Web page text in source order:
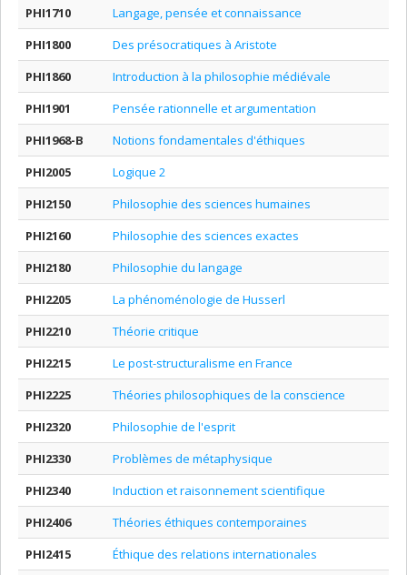
PHI1710
Langage, pensée et connaissance
PHI1800
Des présocratiques à Aristote
PHI1860
Introduction à la philosophie médiévale
PHI1901
Pensée rationnelle et argumentation
PHI1968-B
Notions fondamentales d'éthiques
PHI2005
Logique 2
PHI2150
Philosophie des sciences humaines
PHI2160
Philosophie des sciences exactes
PHI2180
Philosophie du langage
PHI2205
La phénoménologie de Husserl
PHI2210
Théorie critique
PHI2215
Le post-structuralisme en France
PHI2225
Théories philosophiques de la conscience
PHI2320
Philosophie de l'esprit
PHI2330
Problèmes de métaphysique
PHI2340
Induction et raisonnement scientifique
PHI2406
Théories éthiques contemporaines
PHI2415
Éthique des relations internationales